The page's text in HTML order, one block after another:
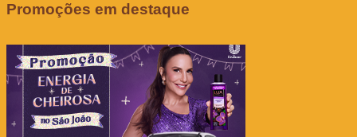
Promoções em destaque